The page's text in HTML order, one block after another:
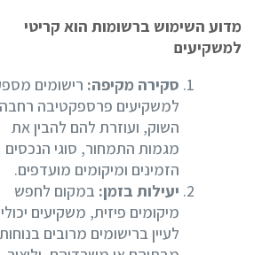
מדוע השימוש ברשומות הוא קריטי
למשקיעים
סקירה מקיפה: רישומים
למשקיעים פרספקטיבה
השוק, ועוזרת להם להבין את
מגמות התמחור, סוגי הנכסים
הזמינים ומיקומים מועדפים.
יעילות בזמן: במקום לחפש
מיקומים פיזית, משקיעים
לעיין ברישומים מרובים בנוחות